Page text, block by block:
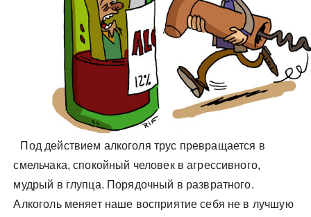
Под действием алкоголя трус превращается в
смельчака, спокойный человек в агрессивного,
мудрый в глупца. Порядочный в развратного.
Алкоголь меняет наше восприятие себя не в лучшую